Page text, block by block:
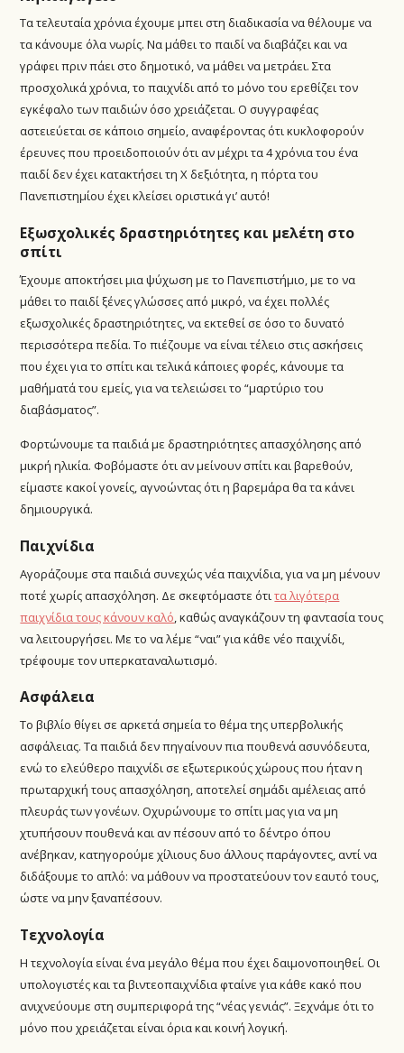
Τα τελευταία χρόνια έχουμε μπει στη διαδικασία να θέλουμε να
τα κάνουμε όλα νωρίς. Να μάθει το παιδί να διαβάζει και να
γράφει πριν πάει στο δημοτικό, να μάθει να μετράει. Στα
προσχολικά χρόνια, το παιχνίδι από το μόνο του ερεθίζει τον
εγκέφαλο των παιδιών όσο χρειάζεται. Ο συγγραφέας
αστειεύεται σε κάποιο σημείο, αναφέροντας ότι κυκλοφορούν
έρευνες που προειδοποιούν ότι αν μέχρι τα 4 χρόνια του ένα
παιδί δεν έχει κατακτήσει τη Χ δεξιότητα, η πόρτα του
Πανεπιστημίου έχει κλείσει οριστικά γι’ αυτό!
Εξωσχολικές δραστηριότητες και μελέτη στο
σπίτι
Έχουμε αποκτήσει μια ψύχωση με το Πανεπιστήμιο, με το να
μάθει το παιδί ξένες γλώσσες από μικρό, να έχει πολλές
εξωσχολικές δραστηριότητες, να εκτεθεί σε όσο το δυνατό
περισσότερα πεδία. Το πιέζουμε να είναι τέλειο στις ασκήσεις
που έχει για το σπίτι και τελικά κάποιες φορές, κάνουμε τα
μαθήματά του εμείς, για να τελειώσει το “μαρτύριο του
διαβάσματος”.
Φορτώνουμε τα παιδιά με δραστηριότητες απασχόλησης από
μικρή ηλικία. Φοβόμαστε ότι αν μείνουν σπίτι και βαρεθούν,
είμαστε κακοί γονείς, αγνοώντας ότι η βαρεμάρα θα τα κάνει
δημιουργικά.
Παιχνίδια
Αγοράζουμε στα παιδιά συνεχώς νέα παιχνίδια, για να μη μένουν
ποτέ χωρίς απασχόληση. Δε σκεφτόμαστε ότιτα λιγότερα
παιχνίδια τους κάνουν καλό, καθώς αναγκάζουν τη φαντασία τους
να λειτουργήσει. Με το να λέμε “ναι” για κάθε νέο παιχνίδι,
τρέφουμε τον υπερκαταναλωτισμό.
Ασφάλεια
Το βιβλίο θίγει σε αρκετά σημεία το θέμα της υπερβολικής
ασφάλειας. Τα παιδιά δεν πηγαίνουν πια πουθενά ασυνόδευτα,
ενώ το ελεύθερο παιχνίδι σε εξωτερικούς χώρους που ήταν η
πρωταρχική τους απασχόληση, αποτελεί σημάδι αμέλειας από
πλευράς των γονέων. Οχυρώνουμε το σπίτι μας για να μη
χτυπήσουν πουθενά και αν πέσουν από το δέντρο όπου
ανέβηκαν, κατηγορούμε χίλιους δυο άλλους παράγοντες, αντί να
διδάξουμε το απλό: να μάθουν να προστατεύουν τον εαυτό τους,
ώστε να μην ξαναπέσουν.
Τεχνολογία
Η τεχνολογία είναι ένα μεγάλο θέμα που έχει δαιμονοποιηθεί. Οι
υπολογιστές και τα βιντεοπαιχνίδια φταίνε για κάθε κακό που
ανιχνεύουμε στη συμπεριφορά της “νέας γενιάς”. Ξεχνάμε ότι το
μόνο που χρειάζεται είναι όρια και κοινή λογική.